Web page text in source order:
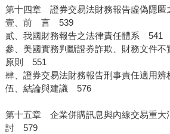
第十四章 證券交易法財務報告虛偽隱
壹、前 言 539
貳、我國財務報告之法律責任體系 541
參、美國實務判斷證券詐欺、財務文件不
原則 551
肆、證券交易法財務報告刑事責任適用
伍、結論與建議 576
第十五章 企業併購訊息與內線交易重大
討 579